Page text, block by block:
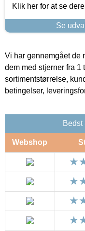
Klik her for at se
Se
Vi har gennemgået de
dem med stjerner fra 1
sortimentstørrelse,
betingelser,
Bedst
Webshop